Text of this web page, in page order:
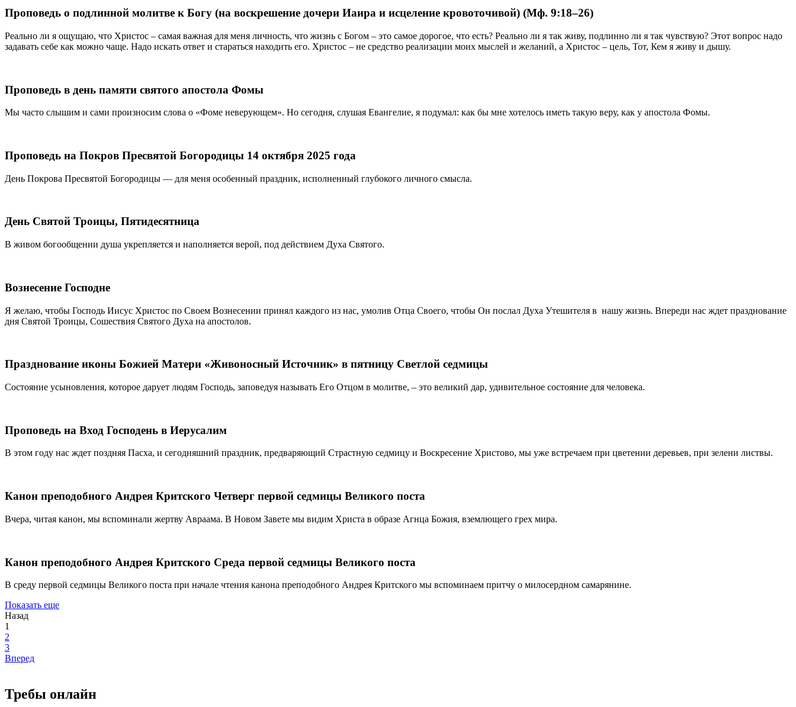
Проповедь о подлинной молитве к Богу (на воскрешение дочери Иаира и исцеление кровоточивой) (Мф. 9:18–26)
Реально ли я ощущаю, что Христос – самая важная для меня личность, что жизнь с Богом – это самое дорогое, что есть? Реально ли я так живу, подлинно ли я так чувствую? Этот вопрос надо
задавать себе как можно чаще. Надо искать ответ и стараться находить его. Христос – не средство реализации моих мыслей и желаний, а Христос – цель, Тот, Кем я живу и дышу.
Проповедь в день памяти святого апостола Фомы
Мы часто слышим и сами произносим слова о «Фоме неверующем». Но сегодня, слушая Евангелие, я подумал: как бы мне хотелось иметь такую веру, как у апостола Фомы.
Проповедь на Покров Пресвятой Богородицы 14 октября 2025 года
День Покрова Пресвятой Богородицы — для меня особенный праздник, исполненный глубокого личного смысла.
День Святой Троицы, Пятидесятница
В живом богообщении душа укрепляется и наполняется верой, под действием Духа Святого.
Вознесение Господне
Я желаю, чтобы Господь Иисус Христос по Своем Вознесении принял каждого из нас, умолив Отца Своего, чтобы Он послал Духа Утешителя в нашу жизнь. Впереди нас ждет празднование
дня Святой Троицы, Сошествия Святого Духа на апостолов.
Празднование иконы Божией Матери «Живоносный Источник» в пятницу Светлой седмицы
Состояние усыновления, которое дарует людям Господь, заповедуя называть Его Отцом в молитве, – это великий дар, удивительное состояние для человека.
Проповедь на Вход Господень в Иерусалим
В этом году нас ждет поздняя Пасха, и сегодняшний праздник, предваряющий Страстную седмицу и Воскресение Христово, мы уже встречаем при цветении деревьев, при зелени листвы.
Канон преподобного Андрея Критского Четверг первой седмицы Великого поста
Вчера, читая канон, мы вспоминали жертву Авраама. В Новом Завете мы видим Христа в образе Агнца Божия, вземлющего грех мира.
Канон преподобного Андрея Критского Среда первой седмицы Великого поста
В среду первой седмицы Великого поста при начале чтения канона преподобного Андрея Критского мы вспоминаем притчу о милосердном самарянине.
Показать еще
Назад
1
2
3
Вперед
Требы онлайн